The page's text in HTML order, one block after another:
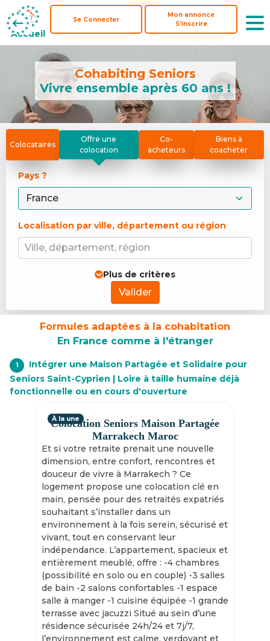
Accueil
Se Connecter
Mon annonce
S'inscrire
Accueil
Se Connecter
Mon annonce
S'inscrire
Cohabiting Seniors
Vivre ensemble après 60 ans !
Colocataires
Offre une
colocation
Co-
acheteurs
Biens à
coacheter
Pays ?
Localisation par ville, département ou région
Ville, département, région
Plus de critères
Valider
Formules adaptées à la cohabitation
En France comme à l'étranger
1
Intégrer une Maison Partagée et Solidaire pour
Seniors Saint-Cyprien | Loire à taille humaine déjà
fonctionnelle ou en cours d'ouverture
Colocation Seniors Maison Partagée
Marrakech Maroc
Et si votre retraite prenait une nouvelle
dimension, entre confort, rencontres et
douceur de vivre à Marrakech ? Ce
logement propose une colocation clé en
main, pensée pour des retraités expatriés
souhaitant s’installer dans un
environnement à la fois serein, sécurisé et
vivant, tout en conservant leur
indépendance. L’appartement, spacieux et
entièrement meublé, offre : -4 chambres
(possibilité en solo ou en couple) -3 salles
de bain -2 salons confortables -1 espace
salle à manger -1 cuisine équipée -1 grande
terrasse avec jacuzzi Situé au sein d’une
résidence sécurisée 24h/24 et 7j/7,
l’environnement est calme, verdoyant et
À la une